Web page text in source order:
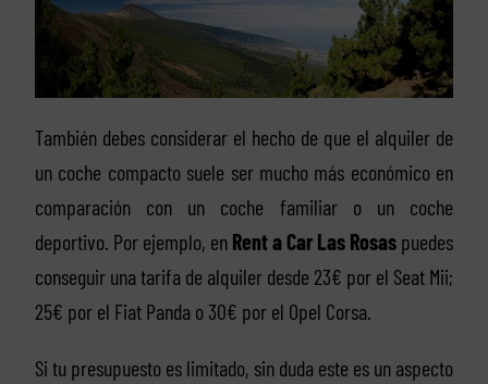
También debes considerar el hecho de que el alquiler de
un coche compacto suele ser mucho más económico en
comparación con un coche familiar o un coche
deportivo. Por ejemplo, en Rent a Car Las Rosas puedes
conseguir una tarifa de alquiler desde 23€ por el Seat Mii;
25€ por el Fiat Panda o 30€ por el Opel Corsa.
Si tu presupuesto es limitado, sin duda este es un aspecto